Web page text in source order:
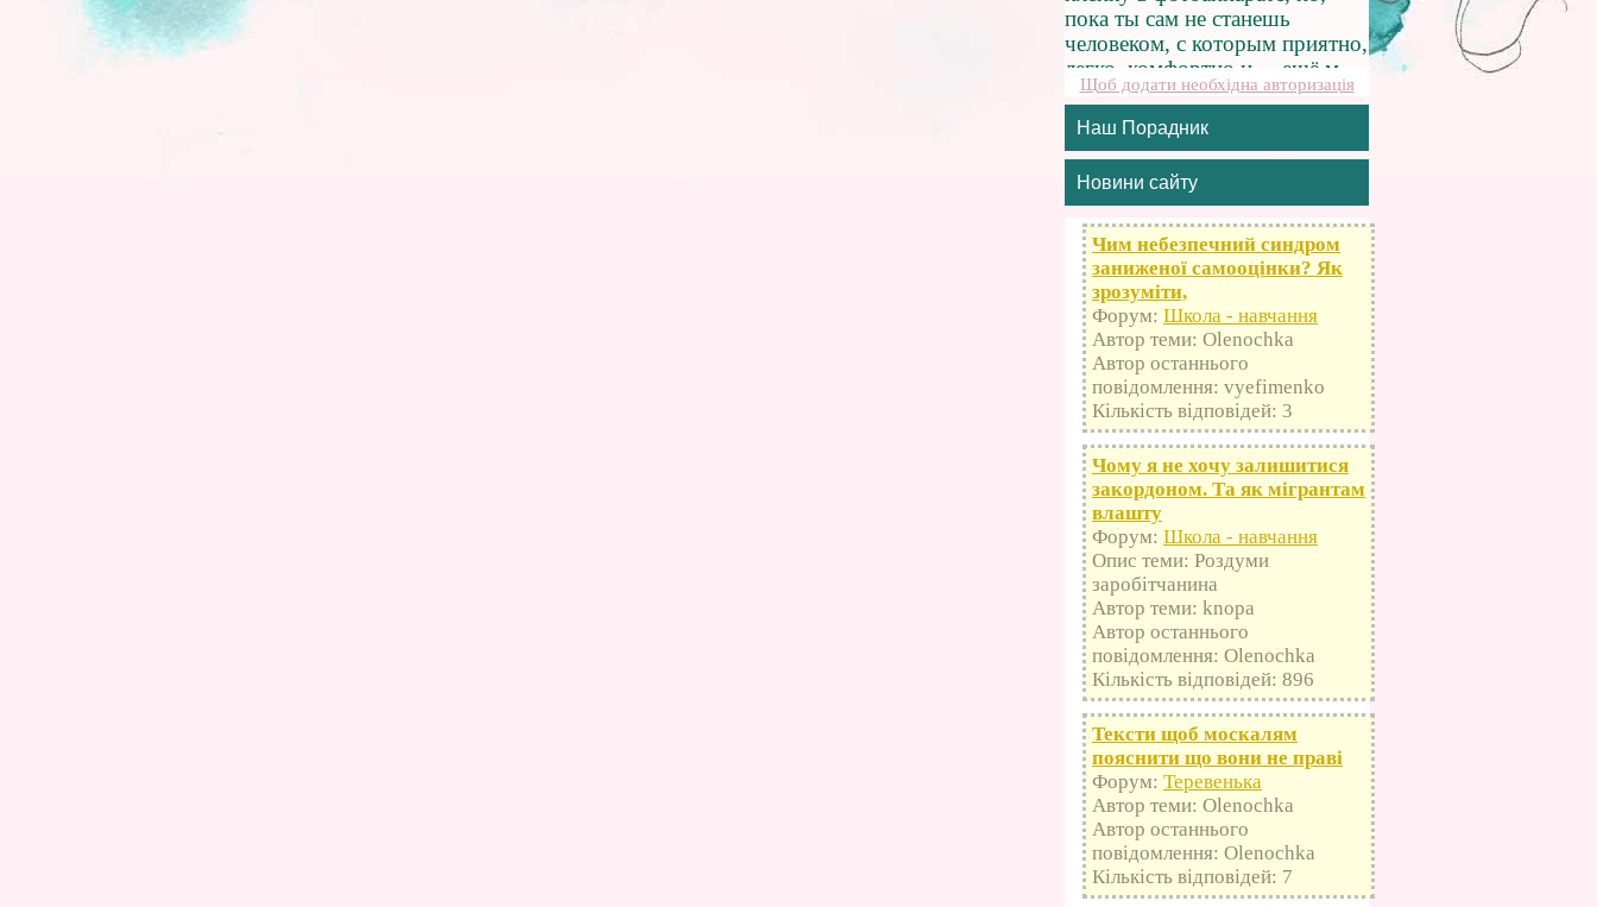
Щоб додати необхідна авторизація
Наш Порадник
Новини сайту
Чим небезпечний синдром
заниженої самооцінки? Як
зрозуміти,
Форум: Школа - навчання
Автор теми: Olenochka
Автор останнього
повідомлення: vyefimenko
Кількість відповідей: 3
Чому я не хочу залишитися
закордоном. Та як мігрантам
влашту
Форум: Школа - навчання
Опис теми: Роздуми
заробітчанина
Автор теми: knopa
Автор останнього
повідомлення: Olenochka
Кількість відповідей: 896
Тексти щоб москалям
пояснити що вони не праві
Форум: Теревенька
Автор теми: Olenochka
Автор останнього
повідомлення: Olenochka
Кількість відповідей: 7